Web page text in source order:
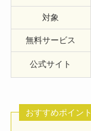
対象
無料サービス
公式サイト
おすすめポイント